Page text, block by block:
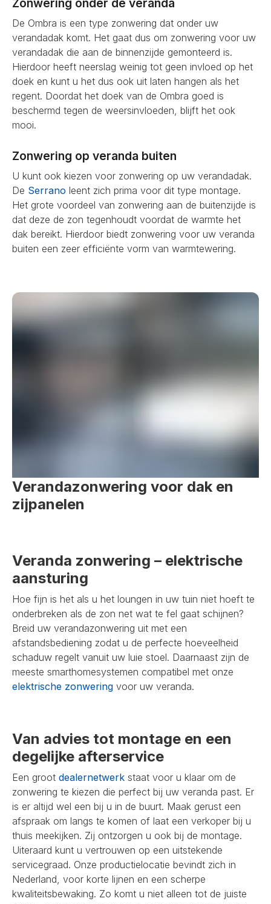
De Ombra is een type zonwering dat onder uw
verandadak komt. Het gaat dus om zonwering voor uw
verandadak die aan de binnenzijde gemonteerd is.
Hierdoor heeft neerslag weinig tot geen invloed op het
doek en kunt u het dus ook uit laten hangen als het
regent. Doordat het doek van de Ombra goed is
beschermd tegen de weersinvloeden, blijft het ook
mooi.
Zonwering op veranda buiten
U kunt ook kiezen voor zonwering op uw verandadak.
De Serrano leent zich prima voor dit type montage.
Het grote voordeel van zonwering aan de buitenzijde is
dat deze de zon tegenhoudt voordat de warmte het
dak bereikt. Hierdoor biedt zonwering voor uw veranda
buiten een zeer efficiënte vorm van warmtewering.
Verandazonwering voor dak en
zijpanelen
Veranda zonwering – elektrische
aansturing
Hoe fijn is het als u het loungen in uw tuin niet hoeft te
onderbreken als de zon net wat te fel gaat schijnen?
Breid uw verandazonwering uit met een
afstandsbediening zodat u de perfecte hoeveelheid
schaduw regelt vanuit uw luie stoel. Daarnaast zijn de
meeste smarthomesystemen compatibel met onze
elektrische zonwering voor uw veranda.
Van advies tot montage en een
degelijke afterservice
Een groot dealernetwerk staat voor u klaar om de
zonwering te kiezen die perfect bij uw veranda past. Er
is er altijd wel een bij u in de buurt. Maak gerust een
afspraak om langs te komen of laat een verkoper bij u
thuis meekijken. Zij ontzorgen u ook bij de montage.
Uiteraard kunt u vertrouwen op een uitstekende
servicegraad. Onze productielocatie bevindt zich in
Nederland, voor korte lijnen en een scherpe
kwaliteitsbewaking. Zo komt u niet alleen tot de juiste